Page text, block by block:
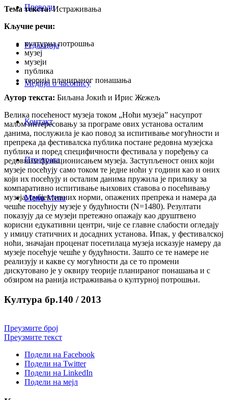
Преводи
Редакција
Медији о часопису
Контакт
Птретрага
Menu Menu
Тема текста:Истраживања
Кључне речи:
културна потрошња
музеј
музеји
публика
теорија планираног понашања
Аутор текста: Биљана Јокић и Ирис Жежељ
Велика посећеност музеја током „Ноћи музеја” насупрот
малом интересовању за програме ових установа осталим
данима, послужила је као повод за испитивање могућности и
препрека да фестивалска публика постане редовна музејска
публика и поред специфичности фестивала у поређењу са
редовним функционисањем музеја. Заступљеност оних који
музеје посећују само током те једне ноћи у години као и оних
који их посећују и осталим данима пружила је прилику за
компаративно испитивање њихових ставова о посећивању
музеја, субјективних норми, опажених препрека и намера да
чешће посећују музеје у будућности (N=1480). Резултати
показују да се музеји претежно опажају као друштвено
корисни едукативни центри, чије се главне слабости огледају
у имиџу статичних и досадних установа. Ипак, у фестивалској
ноћи, значајан проценат посетилаца музеја исказује намеру да
музеје посећује чешће у будућности. Зашто се те намере не
реализују и какве су могућности да се то промени
дискутовано је у оквиру теорије планираног понашања и с
обзиром на ранија истраживања о културној потрошњи.
Култура бр.140 / 2013
Преузмите број
Преузмите текст
Подели на Facebook
Подели на Twitter
Подели на LinkedIn
Подели на мејл